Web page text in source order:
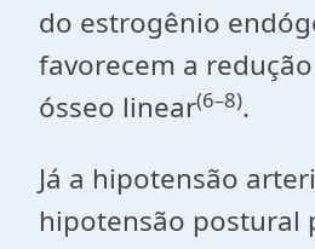
do estrogênio
favorecem a
ósseo linear(6–8).
Já a hipotensão
hipotensão postural